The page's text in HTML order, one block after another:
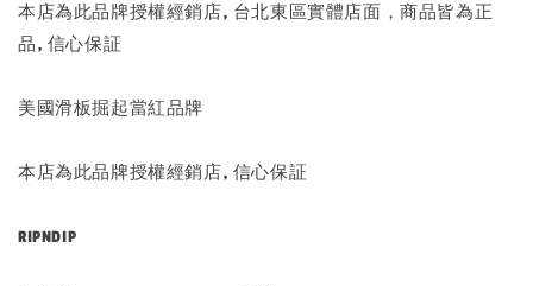
本店為此品牌授權經銷店, 台北東區實體店面，商品皆為正
品, 信心保証
美國滑板掘起當紅品牌
本店為此品牌授權經銷店, 信心保証
RIPNDIP